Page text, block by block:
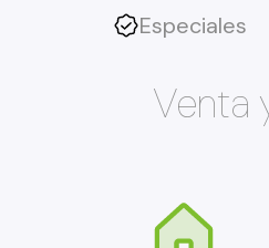
Especiales
Venta